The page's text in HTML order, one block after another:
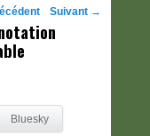
Suivant →
Bluesky